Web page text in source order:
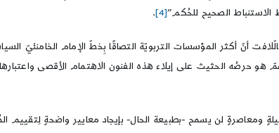
الصحيح للحُكم”[4]
.
أنّ أكثر المؤسسات التربويّة التصاقًا بِخطّ الإمام الخامنئيّ
حرصُه الحثيث على إيلاء هذه الفنون الاهتمام الأقصى
ومعاصرةٍ لن يسمح -بطبيعة الحال- بإيجاد معايير واضحةٍ